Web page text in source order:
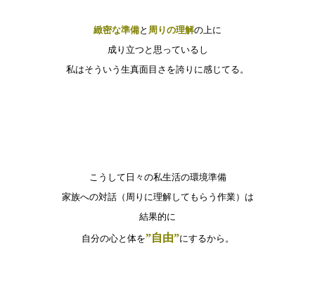
緻密な準備と 周りの理解の上に
成り立つと思っているし
私はそういう生真面目さを誇りに感じてる。
こうして日々の私生活の環境準備
家族への対話（周りに理解してもらう作業）は
結果的に
自分の心と体を”自由”にするから。